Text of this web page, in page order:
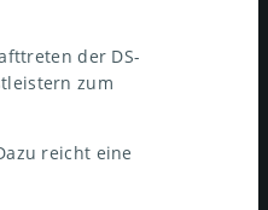
der DS-
zum
reicht eine